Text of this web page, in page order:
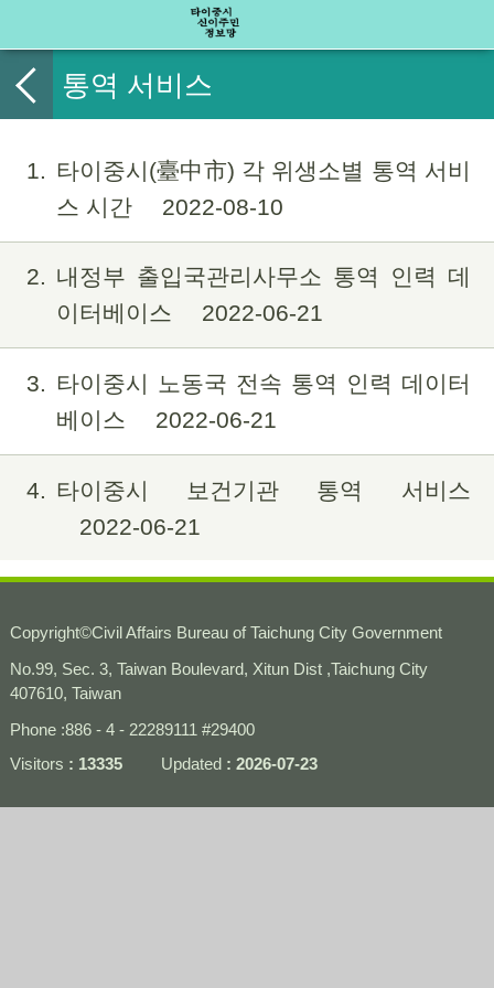
통역 서비스
1
타이중시(臺中市) 각 위생소별 통역 서비
스 시간
2022-08-10
2
내정부 출입국관리사무소 통역 인력 데
이터베이스
2022-06-21
3
타이중시 노동국 전속 통역 인력 데이터
베이스
2022-06-21
4
타이중시 보건기관 통역 서비스
2022-06-21
Copyright©Civil Affairs Bureau of Taichung City Government
No.99, Sec. 3, Taiwan Boulevard, Xitun Dist ,Taichung City
407610, Taiwan
Phone :886 - 4 - 22289111 #29400
Visitors
13335 Updated 2026-07-23